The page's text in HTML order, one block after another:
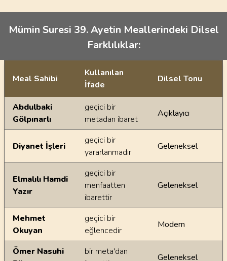
Mümin Suresi 39. Ayetin Meallerindeki Dilsel
Farklılıklar:
Ayetin meallerindeki dilsel farklılıklar
Meal Sahibi
Kullanılan
İfade
Dilsel Tonu
Abdulbaki
Gölpınarlı
geçici bir
metadan ibaret
Açıklayıcı
Diyanet İşleri
geçici bir
yararlanmadır
Geleneksel
Elmalılı Hamdi
Yazır
geçici bir
menfaatten
ibarettir
Geleneksel
Mehmet
Okuyan
geçici bir
eğlencedir
Modern
Ömer Nasuhi
bir meta'dan
Geleneksel